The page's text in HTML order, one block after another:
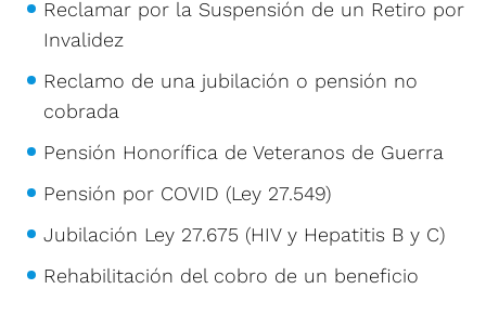
Reclamar por la Suspensión de un Retiro por
Invalidez
Reclamo de una jubilación o pensión no
cobrada
Pensión Honorífica de Veteranos de Guerra
Pensión por COVID (Ley 27.549)
Jubilación Ley 27.675 (HIV y Hepatitis B y C)
Rehabilitación del cobro de un beneficio